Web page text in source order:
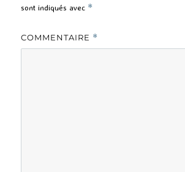
sont indiqués avec *
COMMENTAIRE *